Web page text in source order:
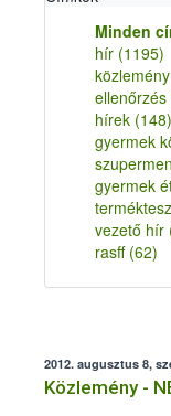
Minden
hír (1195)
közlemény
ellenőrzés
hírek (148)
gyermek
gyermek
vezető hír
rasff (62)
2012. augusztus 8,
Közlemény -